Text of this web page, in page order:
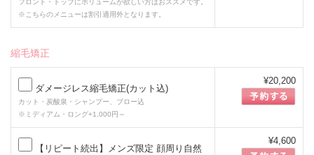
フロント・トップにボリュームが欲しい方はおススメです。
※こちらのメニューは割引適用外となります。
縮毛矯正
ダメージレス縮毛矯正(カット込)
カット・炭酸泉・シャンプー、ブロー込
※ミディアム・ロング+1,000円～
¥20,200
【リピート続出】メンズ限定 顔周り自然
¥4,600